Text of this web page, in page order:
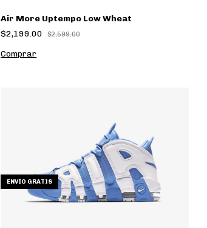
Air More Uptempo Low Wheat
$2,199.00
$2,599.00
Comprar
ENVÍO GRATIS